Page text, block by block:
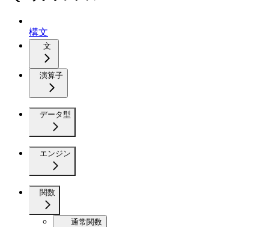
構文
文
演算子
データ型
エンジン
関数
通常関数